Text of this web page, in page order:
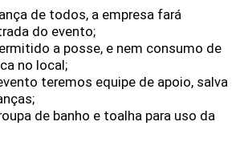
de todos, a empresa fará
do evento;
a posse, e nem consumo de
no local;
teremos equipe de apoio, salva
de banho e toalha para uso da